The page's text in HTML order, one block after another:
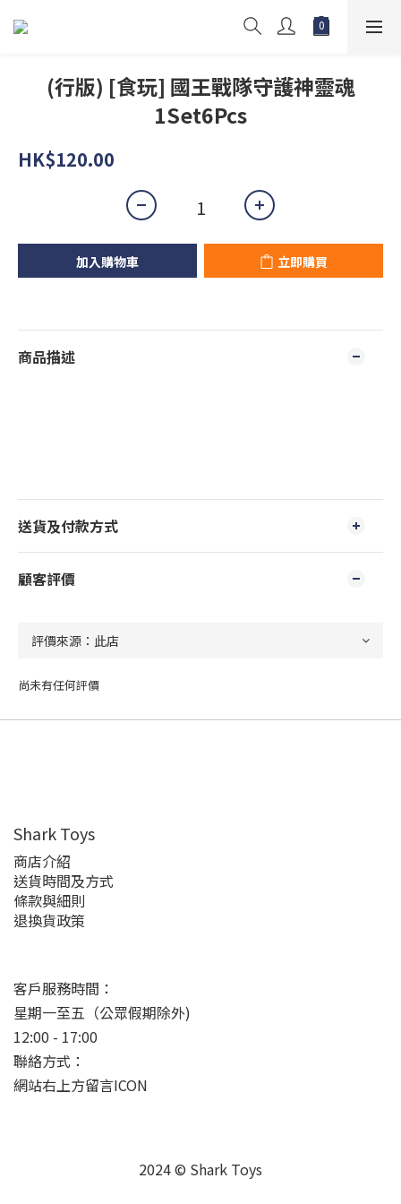
(行版) [食玩] 國王戰隊守護神靈魂
1Set6Pcs
HK$120.00
加入購物車 立即購買
商品描述
送貨及付款方式
顧客評價
尚未有任何評價
Shark Toys
商店介紹
送貨時間及方式
條款與細則
退換貨政策
客戶服務時間：
星期一至五（公眾假期除外)
12:00 - 17:00
聯絡方式：
網站右上方留言ICON
2024 © Shark Toys